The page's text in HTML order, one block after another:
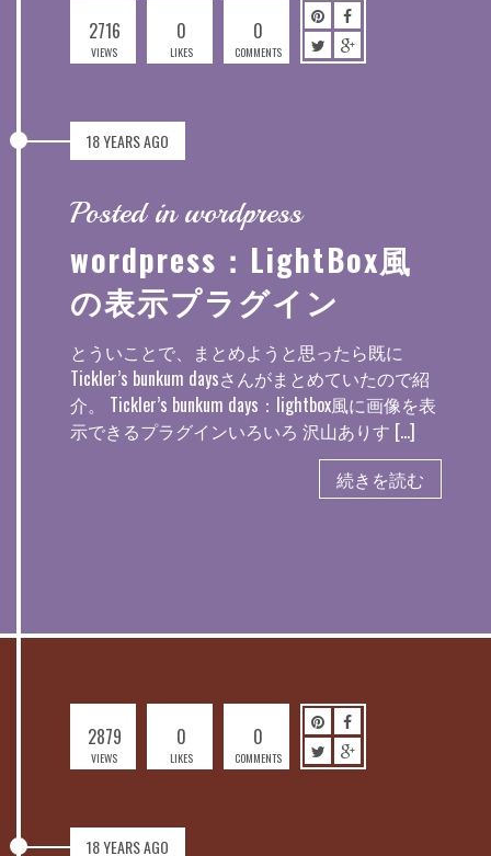
2716
VIEWS
0
LIKES
0
COMMENTS
18 YEARS AGO
Posted in wordpress
wordpress：LightBox風
の表示プラグイン
とういことで、まとめようと思ったら既に
Tickler’s bunkum daysさんがまとめていたので紹
介。 Tickler’s bunkum days：lightbox風に画像を表
示できるプラグインいろいろ 沢山ありす […]
続きを読む
2879
VIEWS
0
LIKES
0
COMMENTS
18 YEARS AGO